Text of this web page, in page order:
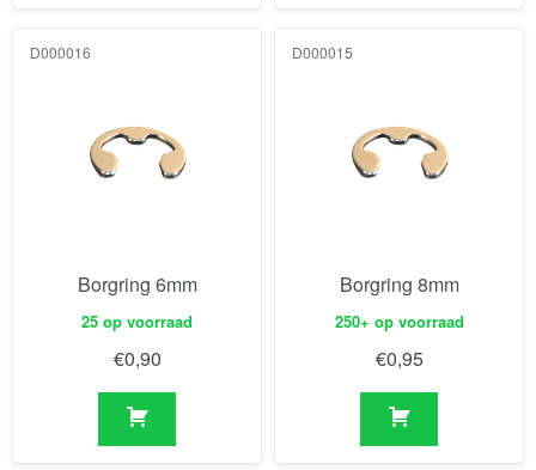
D000016
Borgring 6mm
25 op voorraad
€0,90
D000015
Borgring 8mm
250+ op voorraad
€0,95